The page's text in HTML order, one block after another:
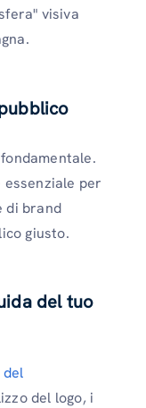
visiva
per
di brand
giusto.
del tuo
del
del logo, i